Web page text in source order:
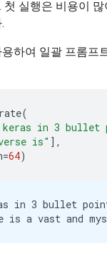
첫 실행은 비용이
하여 일괄 프롬프
(
in 3 bullet
is" ],
=64)
in 3 bullet